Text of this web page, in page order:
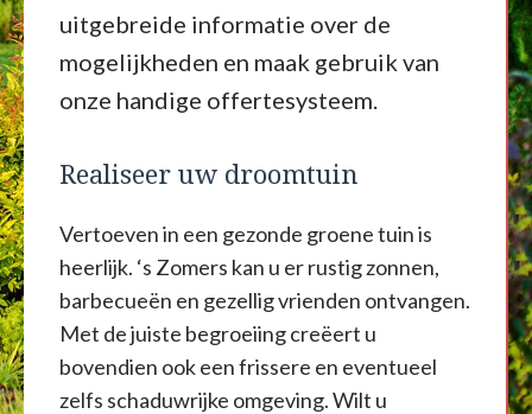
uitgebreide informatie over de
mogelijkheden en maak gebruik van
onze handige offertesysteem.
Realiseer uw droomtuin
Vertoeven in een gezonde groene tuin is
heerlijk. ‘s Zomers kan u er rustig zonnen,
barbecueën en gezellig vrienden ontvangen.
Met de juiste begroeiing creëert u
bovendien ook een frissere en eventueel
zelfs schaduwrijke omgeving. Wilt u